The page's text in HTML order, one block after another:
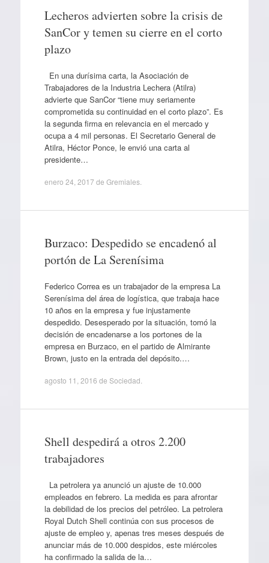
Lecheros advierten sobre la crisis de
SanCor y temen su cierre en el corto
plazo
En una durísima carta, la Asociación de
Trabajadores de la Industria Lechera (Atilra)
advierte que SanCor “tiene muy seriamente
comprometida su continuidad en el corto plazo”. Es
la segunda firma en relevancia en el mercado y
ocupa a 4 mil personas. El Secretario General de
Atilra, Héctor Ponce, le envió una carta al
presidente…
enero 24, 2017 de Gremiales.
Burzaco: Despedido se encadenó al
portón de La Serenísima
Federico Correa es un trabajador de la empresa La
Serenísima del área de logística, que trabaja hace
10 años en la empresa y fue injustamente
despedido. Desesperado por la situación, tomó la
decisión de encadenarse a los portones de la
empresa en Burzaco, en el partido de Almirante
Brown, justo en la entrada del depósito.…
agosto 11, 2016 de Sociedad
Shell despedirá a otros 2.200
trabajadores
La petrolera ya anunció un ajuste de 10.000
empleados en febrero. La medida es para afrontar
la debilidad de los precios del petróleo. La petrolera
Royal Dutch Shell continúa con sus procesos de
ajuste de empleo y, apenas tres meses después de
anunciar más de 10.000 despidos, este miércoles
ha confirmado la salida de la…